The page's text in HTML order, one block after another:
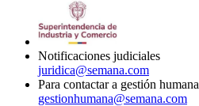
Notificaciones judiciales
juridica@semana.com
Para contactar a gestión humana
gestionhumana@semana.com